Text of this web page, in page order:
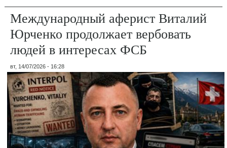
Международный аферист Виталий
Юрченко продолжает вербовать
людей в интересах ФСБ
вт, 14/07/2026 - 16:28